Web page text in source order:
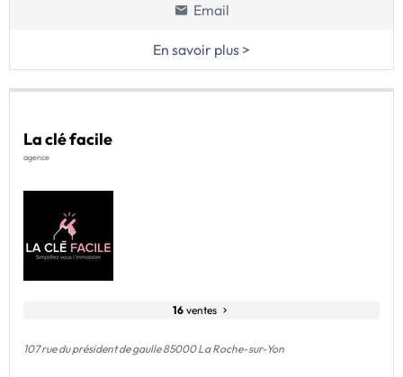
Email
En savoir plus >
La clé facile
agence
16 ventes
107 rue du président de gaulle 85000 La Roche-sur-Yon